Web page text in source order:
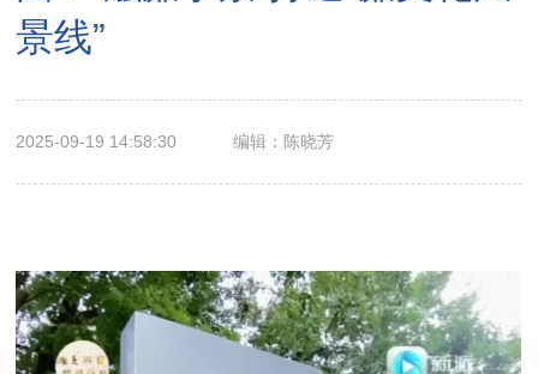
景线”
2025-09-19 14:58:30 编辑：陈晓芳